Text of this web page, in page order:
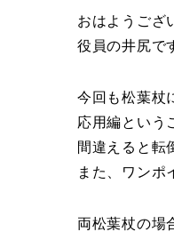
おはようござ
役員の井尻で
今回も松葉杖
応用編という
間違えると転
また、ワンポ
両松葉杖の場